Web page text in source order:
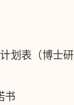
划表（博士研
书